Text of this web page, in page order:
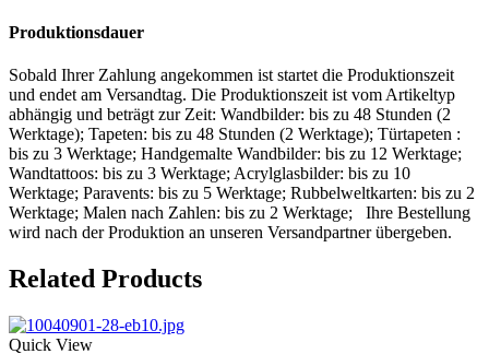
Produktionsdauer
Sobald Ihrer Zahlung angekommen ist startet die Produktionszeit
und endet am Versandtag. Die Produktionszeit ist vom Artikeltyp
abhängig und beträgt zur Zeit: Wandbilder: bis zu 48 Stunden (2
Werktage); Tapeten: bis zu 48 Stunden (2 Werktage); Türtapeten :
bis zu 3 Werktage; Handgemalte Wandbilder: bis zu 12 Werktage;
Wandtattoos: bis zu 3 Werktage; Acrylglasbilder: bis zu 10
Werktage; Paravents: bis zu 5 Werktage; Rubbelweltkarten: bis zu 2
Werktage; Malen nach Zahlen: bis zu 2 Werktage; Ihre Bestellung
wird nach der Produktion an unseren Versandpartner übergeben.
Related Products
Quick View